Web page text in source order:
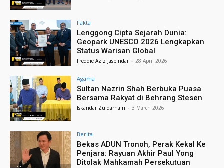
Fakta
Lenggong Cipta Sejarah Dunia:
Geopark UNESCO 2026 Lengkapkan
Status Warisan Global
Freddie Aziz Jasbindar - 28 April 2026
Agama
Sultan Nazrin Shah Berbuka Puasa
Bersama Rakyat di Behrang Stesen
Iskandar Zulqarnain - 3 March 2026
Berita
Bekas ADUN Tronoh, Perak Kekal Ke
Penjara: Rayuan Akhir Paul Yong
Ditolak Mahkamah Persekutuan